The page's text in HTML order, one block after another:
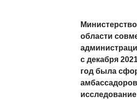
области
с декабря
год была